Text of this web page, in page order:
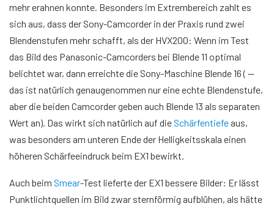
mehr erahnen konnte. Besonders im Extrembereich zahlt es
sich aus, dass der Sony-Camcorder in der Praxis rund zwei
Blendenstufen mehr schafft, als der HVX200: Wenn im Test
das Bild des Panasonic-Camcorders bei Blende 11 optimal
belichtet war, dann erreichte die Sony-Maschine Blende 16 ( —
das ist natürlich genaugenommen nur eine echte Blendenstufe,
aber die beiden Camcorder geben auch Blende 13 als separaten
Wert an). Das wirkt sich natürlich auf dieSchärfentiefe aus,
was besonders am unteren Ende der Helligkeitsskala einen
höheren Schärfeeindruck beim EX1 bewirkt.
Auch beim Smear-Test lieferte der EX1 bessere Bilder: Er lässt
Punktlichtquellen im Bild zwar sternförmig aufblühen, als hätte